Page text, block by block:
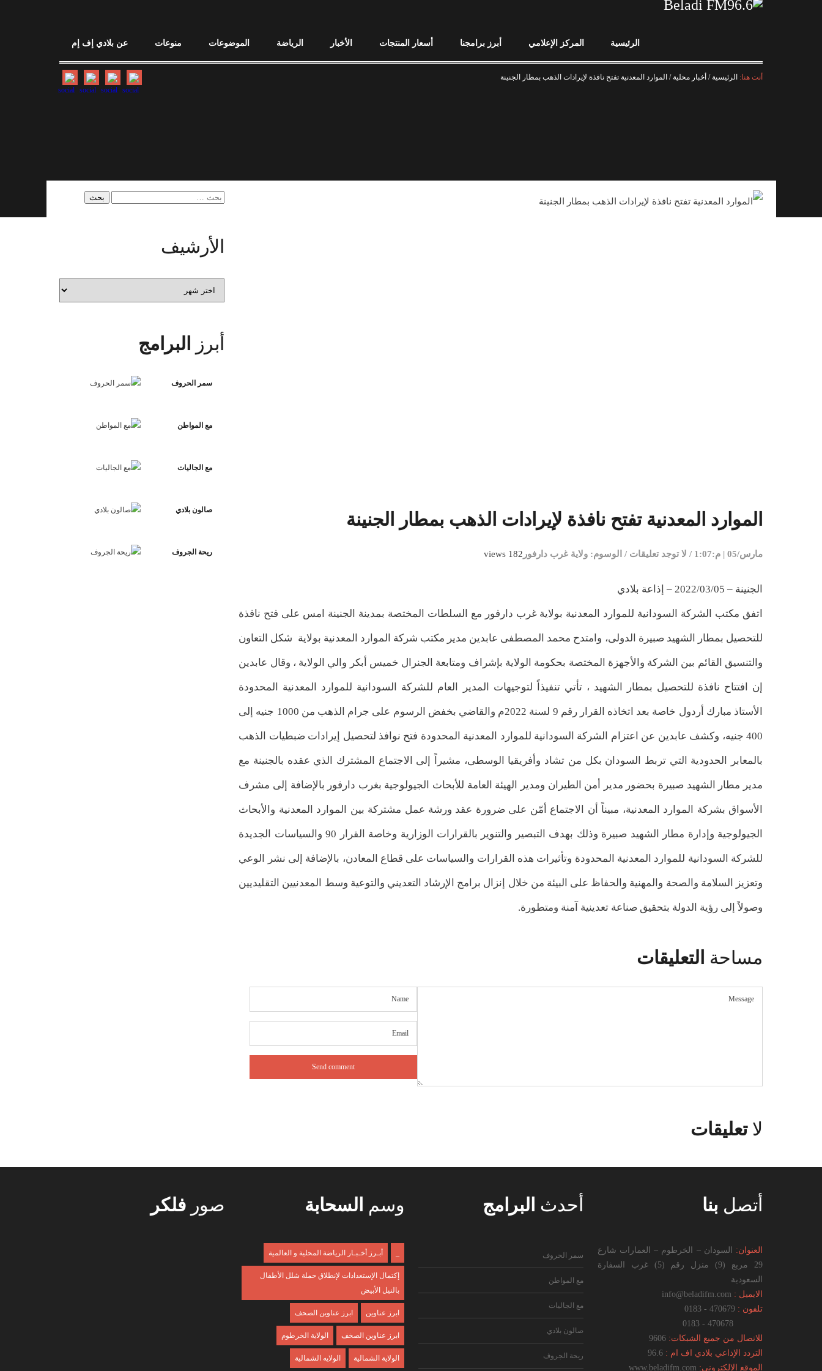
الرئيسية المركز الإعلامي أبرز برامجنا أسعار المنتجات الأخبار الرياضة الموضوعات منوعات عن بلادي إف إم
أنت هنا: الرئيسية / أخبار محلية / الموارد المعدنية تفتح نافذة لإيرادات الذهب بمطار الجنينة
الموارد المعدنية تفتح نافذة لإيرادات الذهب بمطار الجنينة
مارس/05 | م:1:07 / لا توجد تعليقات / الوسوم: ولاية غرب دارفور 182 views
الجنينة – 2022/03/05 – إذاعة بلادي
اتفق مكتب الشركة السودانية للموارد المعدنية بولاية غرب دارفور مع السلطات المختصة بمدينة الجنينة امس على فتح نافذة
للتحصيل بمطار الشهيد صبيرة الدولى، وامتدح محمد المصطفى عابدين مدير مكتب شركة الموارد المعدنية بولاية شكل التعاون
والتنسيق القائم بين الشركة والأجهزة المختصة بحكومة الولاية بإشراف ومتابعة الجنرال خميس أبكر والي الولاية ، وقال عابدين
إن افتتاح نافذة للتحصيل بمطار الشهيد ، تأتي تنفيذاً لتوجيهات المدير العام للشركة السودانية للموارد المعدنية المحدودة
الأستاذ مبارك أردول خاصة بعد اتخاذه القرار رقم 9 لسنة 2022م والقاضي بخفض الرسوم على جرام الذهب من 1000 جنيه إلى
400 جنيه، وكشف عابدين عن اعتزام الشركة السودانية للموارد المعدنية المحدودة فتح نوافذ لتحصيل إيرادات ضبطيات الذهب
بالمعابر الحدودية التي تربط السودان بكل من تشاد وأفريقيا الوسطى، مشيراً إلى الاجتماع المشترك الذي عقده بالجنينة مع
مدير مطار الشهيد صبيرة بحضور مدير أمن الطيران ومدير الهيئة العامة للأبحاث الجيولوجية بغرب دارفور بالإضافة إلى مشرف
الأسواق بشركة الموارد المعدنية، مبيناً أن الاجتماع أمّن على ضرورة عقد ورشة عمل مشتركة بين الموارد المعدنية والأبحاث
الجيولوجية وإدارة مطار الشهيد صبيرة وذلك بهدف التبصير والتنوير بالقرارات الوزارية وخاصة القرار 90 والسياسات الجديدة
للشركة السودانية للموارد المعدنية المحدودة وتأثيرات هذه القرارات والسياسات على قطاع المعادن، بالإضافة إلى نشر الوعي
وتعزيز السلامة والصحة والمهنية والحفاظ على البيئة من خلال إنزال برامج الإرشاد التعديني والتوعية وسط المعدنيين التقليديين
وصولاً إلى رؤية الدولة بتحقيق صناعة تعدينية آمنة ومتطورة.
مساحة التعليقات
لاتعليقات
البحث
الأرشيف
الأرشيف
أبرز البرامج
سمر الحروف
مع المواطن
مع الجاليات
صالون بلادي
ريحة الجروف
أتصل بنا
العنوان: السودان – الخرطوم – العمارات شارع
29 مربع (9) منزل رقم (5) غرب السفارة
السعودية
الايميل :
تلفون :
للاتصال من جميع الشبكات:
التردد الإذاعي بلادي اف ام :
الموقع الإلكتروني:
أحدث البرامج
سمر الحروف
مع المواطن
مع الجاليات
صالون بلادي
ريحة الجروف
وسم السحابة
أبـرز أخـبـار الرياضة المحلية و العالمية
إكتمال الإستعدادات لإنطلاق حملة شلل الأطفال
بالنيل الأبيض
ابرز عناوين ابرز عناوين الصحف
ابرز عناوين الصخف الولاية الخرطوم
الولاية الشمالية الولايه الشمالية
صور فلكر